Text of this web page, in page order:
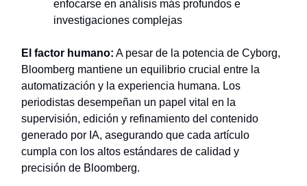
enfocarse en análisis más profundos e
investigaciones complejas
El factor humano: A pesar de la potencia de Cyborg,
Bloomberg mantiene un equilibrio crucial entre la
automatización y la experiencia humana. Los
periodistas desempeñan un papel vital en la
supervisión, edición y refinamiento del contenido
generado por IA, asegurando que cada artículo
cumpla con los altos estándares de calidad y
precisión de Bloomberg.